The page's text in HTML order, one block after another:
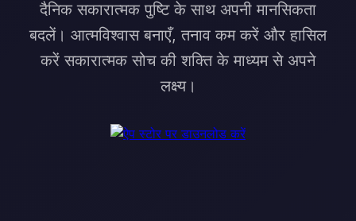
दैनिक सकारात्मक पुष्टि के साथ अपनी मानसिकता
बदलें। आत्मविश्वास बनाएँ, तनाव कम करें और हासिल
करें सकारात्मक सोच की शक्ति के माध्यम से अपने
लक्ष्य।